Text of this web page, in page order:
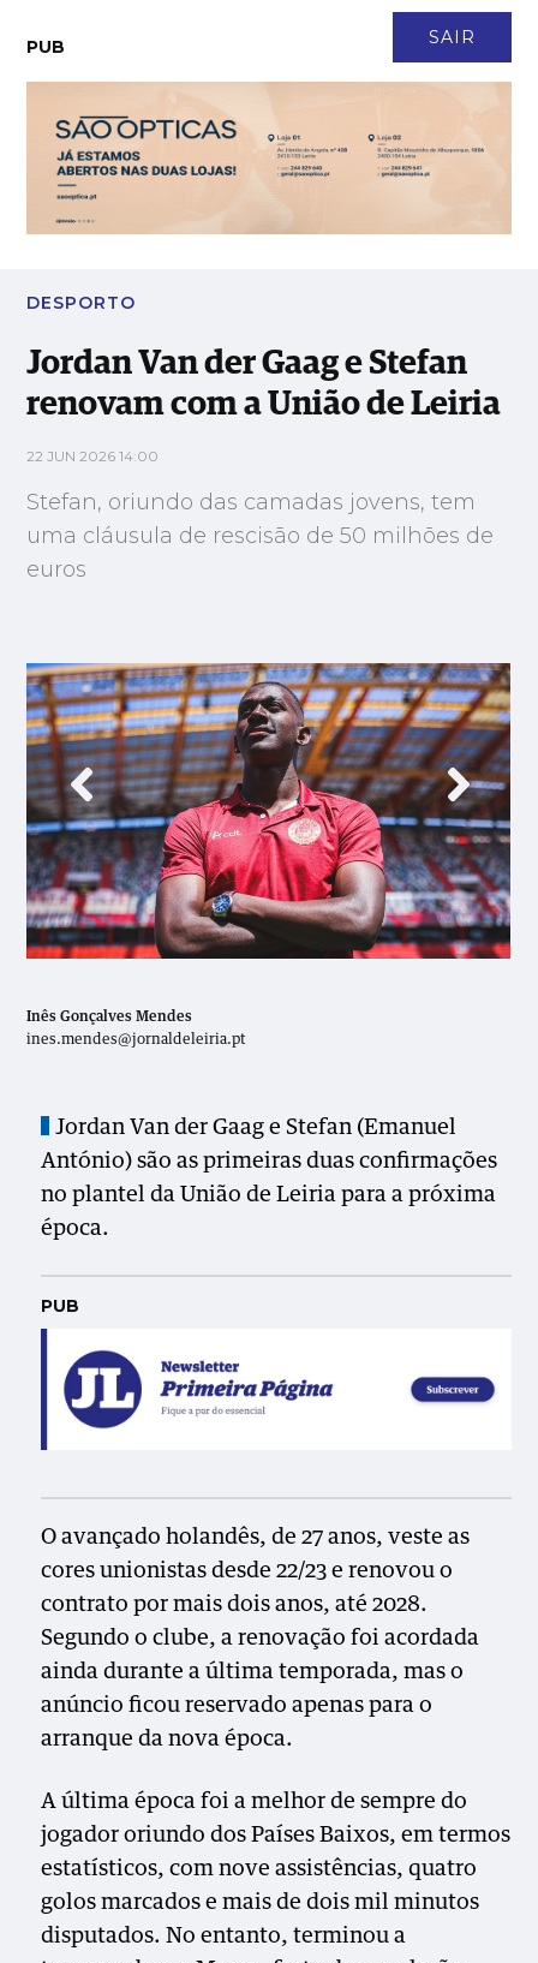
SAIR
PUB
Jordan Van der Gaag e Stefan renovam com a União de Leiria
DESPORTO
Jordan Van der Gaag e Stefan
renovam com a União de Leiria
22 JUN 2026 14:00
Stefan, oriundo das camadas jovens, tem
uma cláusula de rescisão de 50 milhões de
euros
Inês Gonçalves Mendes
ines.mendes@jornaldeleiria.pt
Jordan Van der Gaag e Stefan (Emanuel
António) são as primeiras duas confirmações
no plantel da União de Leiria para a próxima
época.
PUB
O avançado holandês, de 27 anos, veste as
cores unionistas desde 22/23 e renovou o
contrato por mais dois anos, até 2028.
Segundo o clube, a renovação foi acordada
ainda durante a última temporada, mas o
anúncio ficou reservado apenas para o
arranque da nova época.
A última época foi a melhor de sempre do
jogador oriundo dos Países Baixos, em termos
estatísticos, com nove assistências, quatro
golos marcados e mais de dois mil minutos
disputados. No entanto, terminou a